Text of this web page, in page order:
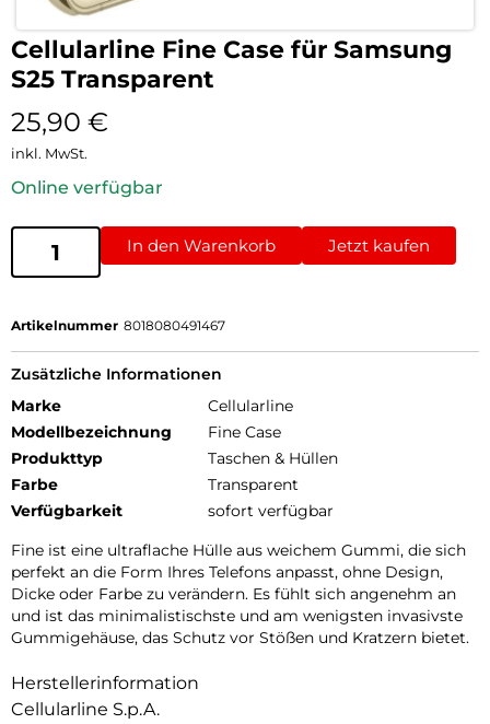
Cellularline Fine Case für Samsung
S25 Transparent
25,90 €
inkl. MwSt.
Online verfügbar
In den Warenkorb Jetzt kaufen
Artikelnummer 8018080491467
Zusätzliche Informationen
Marke
Cellularline
Modellbezeichnung
Fine Case
Produkttyp
Taschen & Hüllen
Farbe
Transparent
Verfügbarkeit
sofort verfügbar
Fine ist eine ultraflache Hülle aus weichem Gummi, die sich
perfekt an die Form Ihres Telefons anpasst, ohne Design,
Dicke oder Farbe zu verändern. Es fühlt sich angenehm an
und ist das minimalistischste und am wenigsten invasivste
Gummigehäuse, das Schutz vor Stößen und Kratzern bietet.
Herstellerinformation
Cellularline S.p.A.